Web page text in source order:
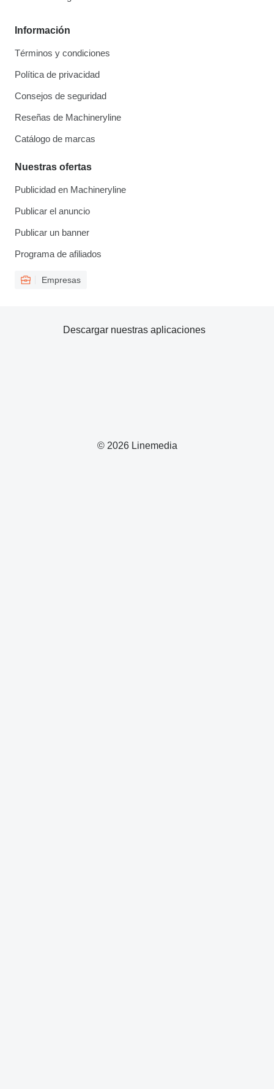
Información
Términos y condiciones
Política de privacidad
Consejos de seguridad
Reseñas de Machineryline
Catálogo de marcas
Nuestras ofertas
Publicidad en Machineryline
Publicar el anuncio
Publicar un banner
Programa de afiliados
Empresas
© 2026 Linemedia
Descargar nuestras aplicaciones